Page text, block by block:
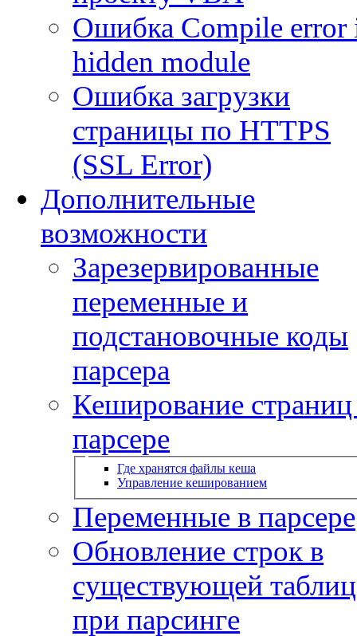
Ошибка Compile error
hidden module
Ошибка загрузки
страницы по HTTPS
(SSL Error)
Дополнительные
возможности
Зарезервированные
переменные и
подстановочные коды
парсера
Кеширование страниц
парсере
Где хранятся файлы кеша
Управление кешированием
Переменные в парсере
Обновление строк в
существующей
при парсинге